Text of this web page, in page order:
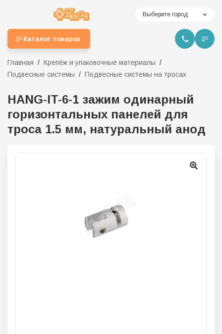
Выберите город
Каталог товаров
Главная
Крепёж и упаковочные материалы
Подвесные системы
Подвесные системы на тросах
НANG-IT-6-1 зажим одинарный
горизонтальных панелей для
троса 1.5 мм, натуральный анод